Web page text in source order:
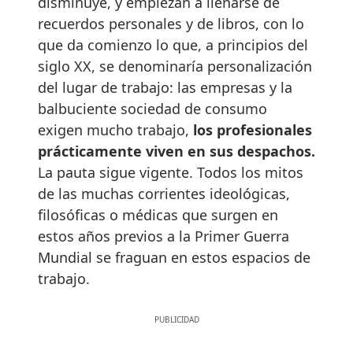
recuerdos personales y de libros, con lo
que da comienzo lo que, a principios del
siglo XX, se denominaría personalización
del lugar de trabajo: las empresas y la
balbuciente sociedad de consumo
exigen mucho trabajo, los profesionales
prácticamente viven en sus despachos.
La pauta sigue vigente. Todos los mitos
de las muchas corrientes ideológicas,
filosóficas o médicas que surgen en
estos años previos a la Primer Guerra
Mundial se fraguan en estos espacios de
trabajo.